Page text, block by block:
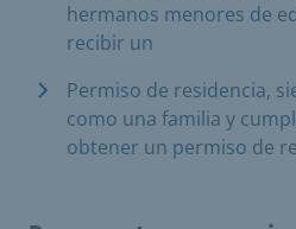
hermanos menores de
recibir un
Permiso de residencia,
como una familia y
obtener un permiso de